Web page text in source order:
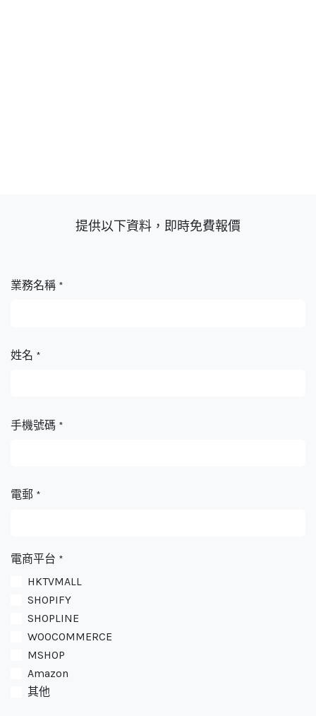
提供以下資料，即時免費報價
業務名稱 *
姓名 *
手機號碼 *
電郵 *
電商平台 *
HKTVMALL
SHOPIFY
SHOPLINE
WOOCOMMERCE
MSHOP
Amazon
其他